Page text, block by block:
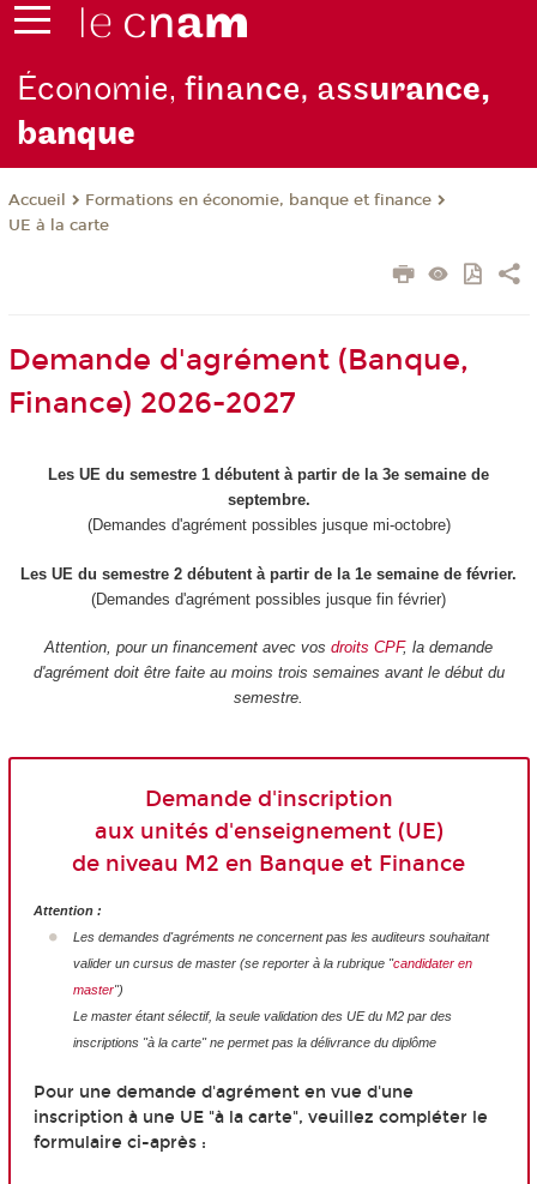
Économie,finance, assurance,
banque
Accueil
Formations en économie, banque et finance
UE à la carte
Demande d'agrément (Banque,
Finance) 2026-2027
Les UE du semestre 1 débutent à partir de la 3e semaine de
septembre.
(Demandes d'agrément possibles jusque mi-octobre)
Les UE du semestre 2 débutent à partir de la 1e semaine de février.
(Demandes d'agrément possibles jusque fin février)
Attention, pour un financement avec vos droits CPF, la demande
d'agrément doit être faite au moins trois semaines avant le début du
semestre.
Demande d'inscription
aux unités d'enseignement (UE)
de niveau M2 en Banque et Finance
Attention :
Les demandes d'agréments ne concernent pas les auditeurs souhaitant
valider un cursus de master (se reporter à la rubrique "candidater en
master")
Le master étant sélectif, la seule validation des UE du M2 par des
inscriptions "à la carte" ne permet pas la délivrance du diplôme
Pour une demande d'agrément en vue d'une
inscription à une UE "à la carte", veuillez compléter le
formulaire ci-après :